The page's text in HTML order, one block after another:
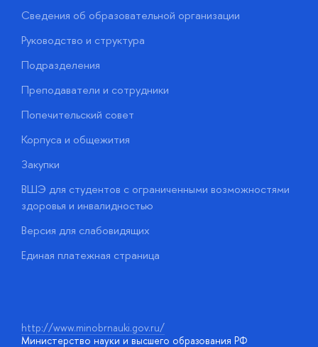
Сведения об образовательной организации
Руководство и структура
Подразделения
Преподаватели и сотрудники
Попечительский совет
Корпуса и общежития
Закупки
ВШЭ для студентов с ограниченными возможностями
здоровья и инвалидностью
Версия для слабовидящих
Единая платежная страница
http://www.minobrnauki.gov.ru/
Министерство науки и высшего образования РФ